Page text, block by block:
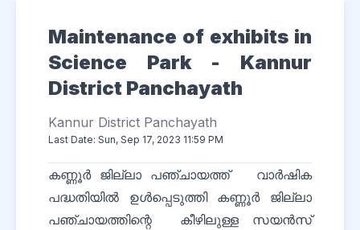
Maintenance of exhibits in
Science Park - Kannur
District Panchayath
Kannur District Panchayath
Last Date: Sun, Sep 17, 2023 11:59 PM
കണ്ണൂർ ജില്ലാ പഞ്ചായത്ത് വാർഷിക
പദ്ധതിയിൽ ഉൾപ്പെടുത്തി കണ്ണൂർ ജില്ലാ
പഞ്ചായത്തിന്റെ കീഴിലുള്ള സയൻസ്